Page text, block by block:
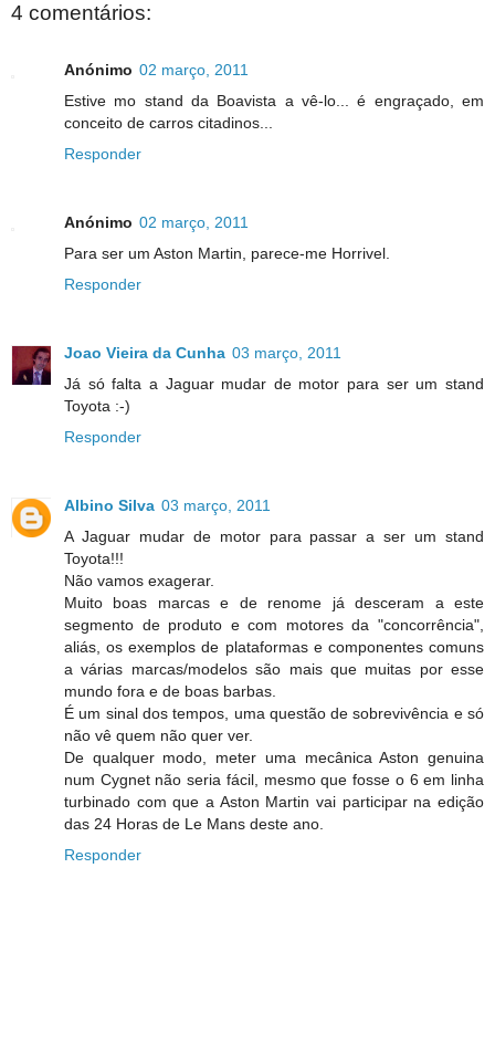
4 comentários:
Anónimo 02 março, 2011
Estive mo stand da Boavista a vê-lo... é engraçado, em
conceito de carros citadinos...
Responder
Anónimo 02 março, 2011
Para ser um Aston Martin, parece-me Horrivel.
Responder
Joao Vieira da Cunha 03 março, 2011
Já só falta a Jaguar mudar de motor para ser um stand
Toyota :-)
Responder
Albino Silva 03 março, 2011
A Jaguar mudar de motor para passar a ser um stand
Toyota!!!
Não vamos exagerar.
Muito boas marcas e de renome já desceram a este
segmento de produto e com motores da "concorrência",
aliás, os exemplos de plataformas e componentes comuns
a várias marcas/modelos são mais que muitas por esse
mundo fora e de boas barbas.
É um sinal dos tempos, uma questão de sobrevivência e só
não vê quem não quer ver.
De qualquer modo, meter uma mecânica Aston genuina
num Cygnet não seria fácil, mesmo que fosse o 6 em linha
turbinado com que a Aston Martin vai participar na edição
das 24 Horas de Le Mans deste ano.
Responder